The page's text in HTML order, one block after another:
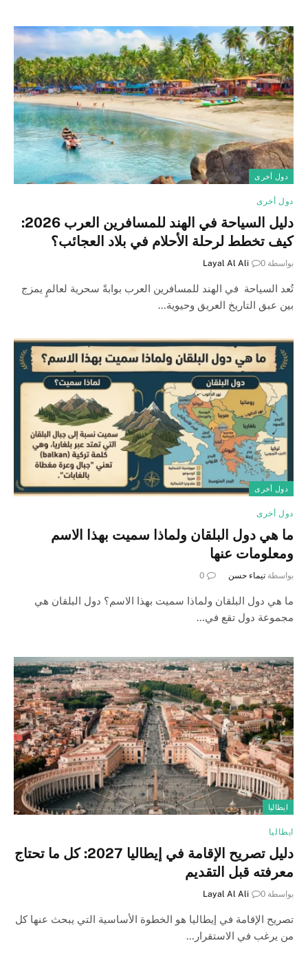
دول أخرى
دول أخرى
دليل السياحة في الهند للمسافرين العرب 2026:
كيف تخطط لرحلة الأحلام في بلاد العجائب؟
بواسطة Layal Al Ali 0
تُعد السياحة في الهند للمسافرين العرب بوابةً سحرية لعالمٍ يمزج
بين عبق التاريخ العريق وحيوية…
دول أخرى
دول أخرى
ما هي دول البلقان ولماذا سميت بهذا الاسم
ومعلومات عنها
بواسطة تيماء حسن 0
ما هي دول البلقان ولماذا سميت بهذا الاسم؟ دول البلقان هي
مجموعة دول تقع في…
ايطاليا
ايطاليا
دليل تصريح الإقامة في إيطاليا 2027: كل ما تحتاج
معرفته قبل التقديم
بواسطة Layal Al Ali 0
تصريح الإقامة في إيطاليا هو الخطوة الأساسية التي يبحث عنها كل
من يرغب في الاستقرار…